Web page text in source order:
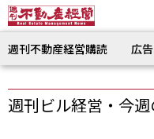
週刊不動産経営購読 広
週刊ビル経営・今